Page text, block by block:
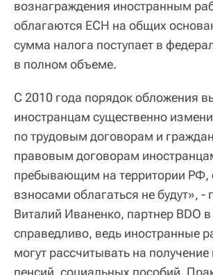
вознаграждения иностранным
облагаются ЕСН на общих
сумма налога поступает в
в полном объеме.
C 2010 года порядок обложения
иностранцам существенно
по трудовым договорам и
правовым договорам
пребывающим на территории РФ,
взносами облагаться не будут», -
Виталий Иваненко, партнер BDO
справедливо, ведь иностранные
могут рассчитывать на получение
пенсий, социальных пособий.